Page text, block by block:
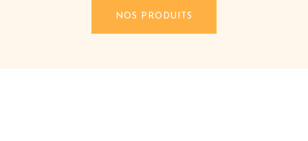
NOS PRODUITS